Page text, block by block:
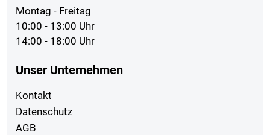
Montag - Freitag
10:00 - 13:00 Uhr
14:00 - 18:00 Uhr
Unser Unternehmen
Kontakt
Datenschutz
AGB